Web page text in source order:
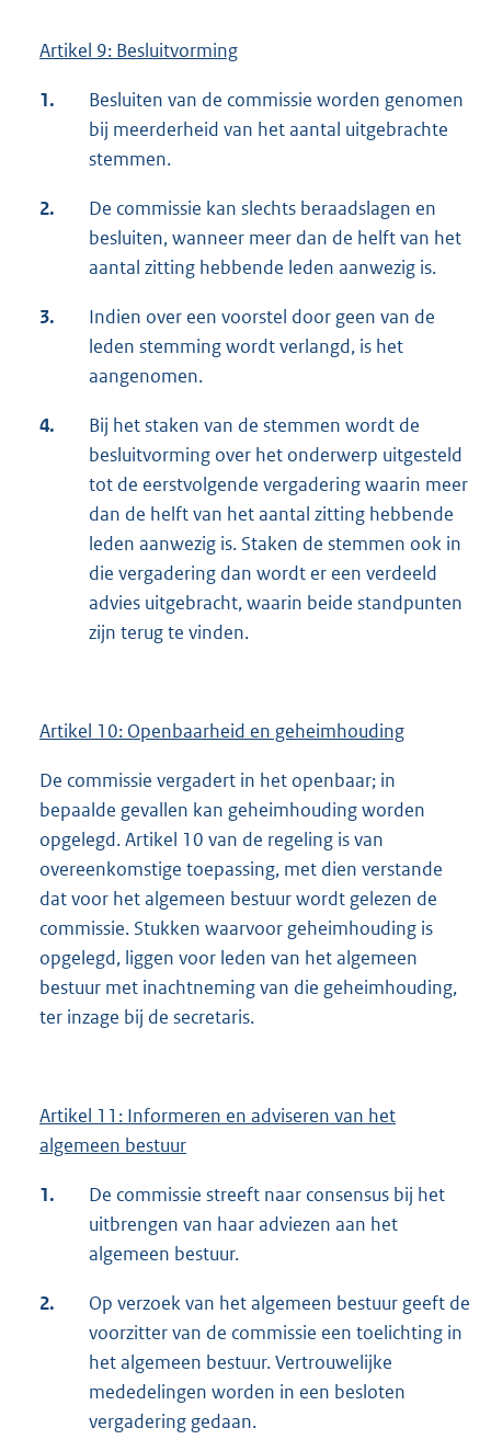
Artikel 9: Besluitvorming
1.
Besluiten van de commissie worden genomen
bij meerderheid van het aantal uitgebrachte
stemmen.
2.
De commissie kan slechts beraadslagen en
besluiten, wanneer meer dan de helft van het
aantal zitting hebbende leden aanwezig is.
3.
Indien over een voorstel door geen van de
leden stemming wordt verlangd, is het
aangenomen.
4.
Bij het staken van de stemmen wordt de
besluitvorming over het onderwerp uitgesteld
tot de eerstvolgende vergadering waarin meer
dan de helft van het aantal zitting hebbende
leden aanwezig is. Staken de stemmen ook in
die vergadering dan wordt er een verdeeld
advies uitgebracht, waarin beide standpunten
zijn terug te vinden.
Artikel 10: Openbaarheid en geheimhouding
De commissie vergadert in het openbaar; in
bepaalde gevallen kan geheimhouding worden
opgelegd. Artikel 10 van de regeling is van
overeenkomstige toepassing, met dien verstande
dat voor het algemeen bestuur wordt gelezen de
commissie. Stukken waarvoor geheimhouding is
opgelegd, liggen voor leden van het algemeen
bestuur met inachtneming van die geheimhouding,
ter inzage bij de secretaris.
Artikel 11: Informeren en adviseren van het
algemeen bestuur
1.
De commissie streeft naar consensus bij het
uitbrengen van haar adviezen aan het
algemeen bestuur.
2.
Op verzoek van het algemeen bestuur geeft de
voorzitter van de commissie een toelichting in
het algemeen bestuur. Vertrouwelijke
mededelingen worden in een besloten
vergadering gedaan.